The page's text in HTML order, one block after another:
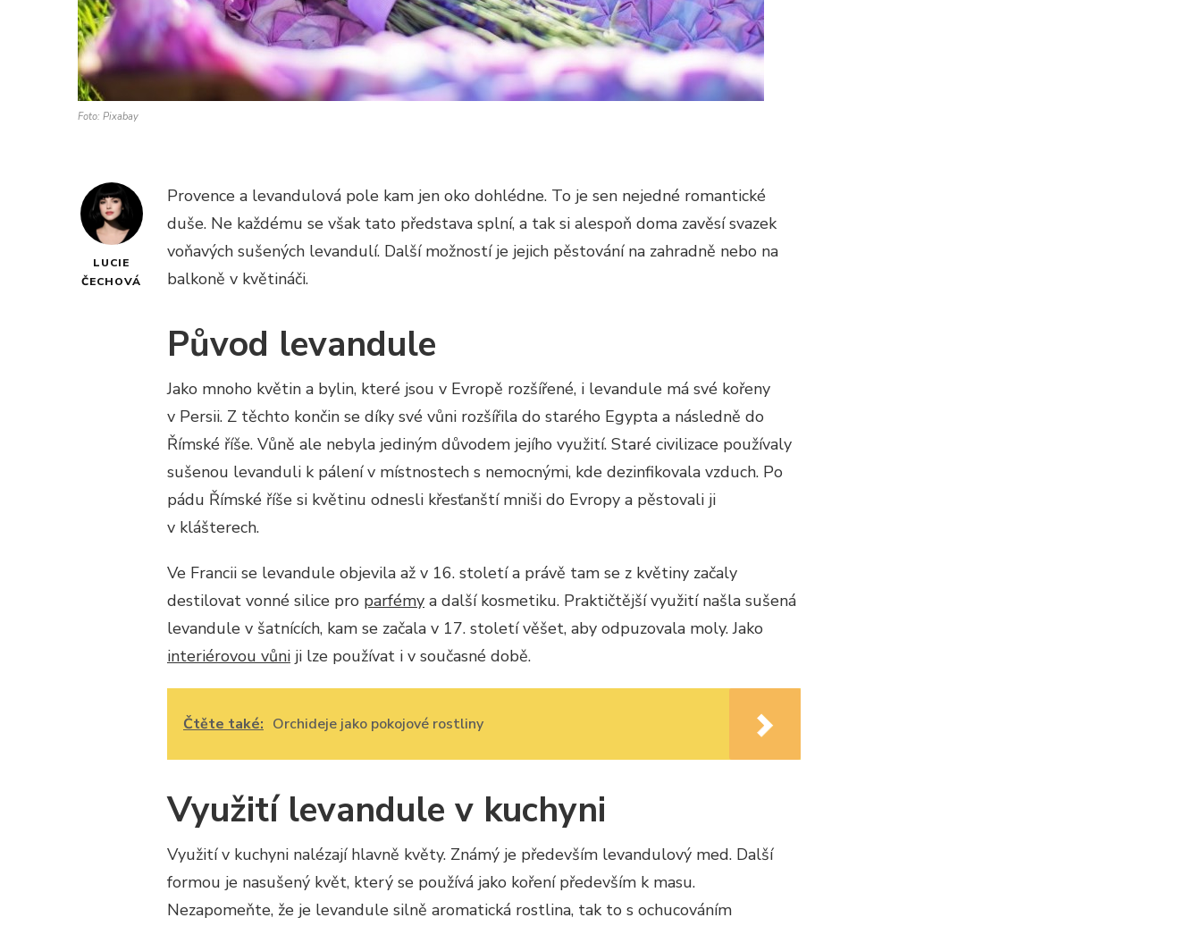
Foto: Pixabay
LUCIE
ČECHOVÁ
Provence a levandulová pole kam jen oko dohlédne. To je sen nejedné romantické
duše. Ne každému se však tato představa splní, a tak si alespoň doma zavěsí svazek
voňavých sušených levandulí. Další možností je jejich pěstování na zahradně nebo na
balkoně v květináči.
Původ levandule
Jako mnoho květin a bylin, které jsou v Evropě rozšířené, i levandule má své kořeny
v Persii. Z těchto končin se díky své vůni rozšířila do starého Egypta a následně do
Římské říše. Vůně ale nebyla jediným důvodem jejího využití. Staré civilizace používaly
sušenou levanduli k pálení v místnostech s nemocnými, kde dezinfikovala vzduch. Po
pádu Římské říše si květinu odnesli křesťanští mniši do Evropy a pěstovali ji
v klášterech.
Ve Francii se levandule objevila až v 16. století a právě tam se z květiny začaly
destilovat vonné silice pro parfémy a další kosmetiku. Praktičtější využití našla sušená
levandule v šatnících, kam se začala v 17. století věšet, aby odpuzovala moly. Jako
interiérovou vůni ji lze používat i v současné době.
Čtěte také: Orchideje jako pokojové rostliny
Využití levandule v kuchyni
Využití v kuchyni nalézají hlavně květy. Známý je především levandulový med. Další
formou je nasušený květ, který se používá jako koření především k masu.
Nezapomeňte, že je levandule silně aromatická rostlina, tak to s ochucováním